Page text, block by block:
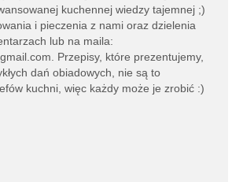
kuchennej wiedzy tajemnej ;)
i pieczenia z nami oraz dzielenia
lub na maila:
. Przepisy, które prezentujemy,
dań obiadowych, nie są to
kuchni, więc każdy może je zrobić :)